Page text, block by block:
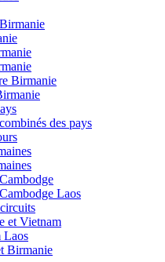
Birmanie
des pays
Laos
et Vietnam
Laos
Birmanie